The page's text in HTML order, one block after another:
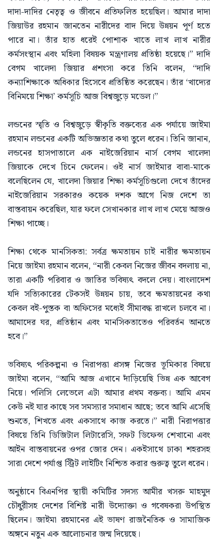
দাদা-দাদির নেতৃত্ব ও জীবনে প্রতিফলিত হয়েছিল। আমার দাদা
জিয়াউর রহমান জানতেন নারীদের বাদ দিয়ে উন্নয়ন পূর্ণ হতে
পারে না। তাঁর হাত ধরেই পোশাক খাতে লাখ লাখ নারীর
কর্মসংস্থান এবং মহিলা বিষয়ক মন্ত্রণালয় প্রতিষ্ঠা হয়েছে।” দাদি
বেগম খালেদা জিয়ার প্রশংসা করে তিনি বলেন, “দাদি
কন্যাশিক্ষাকে অধিকার হিসেবে প্রতিষ্ঠিত করেছেন। তাঁর ‘খাদ্যের
বিনিময়ে শিক্ষা’ কর্মসূচি আজ বিশ্বজুড়ে মডেল।”
লন্ডনের স্মৃতি ও বিশ্বজুড়ে স্বীকৃতি বক্তব্যের এক পর্যায়ে জাইমা
রহমান লন্ডনের একটি অভিজ্ঞতার কথা তুলে ধরেন। তিনি জানান,
লন্ডনের হাসপাতালে এক নাইজেরিয়ান নার্স বেগম খালেদা
জিয়াকে দেখে চিনে ফেলেন। ওই নার্স জাইমার বাবা-মাকে
বলেছিলেন যে, খালেদা জিয়ার শিক্ষা কর্মসূচিগুলো দেখে তাঁদের
নাইজেরিয়ান সরকারও কয়েক দশক আগে নিজ দেশে তা
বাস্তবায়ন করেছিল, যার ফলে সেখানকার লাখ লাখ মেয়ে আজও
শিক্ষা পাচ্ছে।
শিক্ষা থেকে মানসিকতা: সর্বত্র ক্ষমতায়ন চাই নারীর ক্ষমতায়ন
নিয়ে জাইমা রহমান বলেন, “নারী কেবল নিজের জীবন বদলায় না,
তারা একটি পরিবার ও জাতির ভবিষ্যৎ বদলে দেয়। বাংলাদেশ
যদি সত্যিকারের টেকসই উন্নয়ন চায়, তবে ক্ষমতায়নের কথা
কেবল বই-পুস্তক বা অফিসের মধ্যেই সীমাবদ্ধ রাখলে চলবে না।
আমাদের ঘর, প্রতিষ্ঠান এবং মানসিকতাতেও পরিবর্তন আনতে
হবে।”
ভবিষ্যৎ পরিকল্পনা ও নিরাপত্তা প্রসঙ্গ নিজের ভূমিকার বিষয়ে
জাইমা বলেন, “আমি আজ এখানে দাঁড়িয়েছি ভিন্ন এক আবেগ
নিয়ে। পলিসি লেভেলে এটা আমার প্রথম বক্তব্য। আমি এমন
কেউ নই যার কাছে সব সমস্যার সমাধান আছে; তবে আমি এসেছি
শুনতে, শিখতে এবং একসাথে কাজ করতে।” নারী নিরাপত্তার
বিষয়ে তিনি ডিজিটাল লিটারেসি, সফট ডিফেন্স শেখানো এবং
আইন বাস্তবায়নের ওপর জোর দেন। একইসাথে ঢাকা শহরসহ
সারা দেশে পর্যাপ্ত স্ট্রিট লাইটিং নিশ্চিত করার গুরুত্ব তুলে ধরেন।
অনুষ্ঠানে বিএনপির স্থায়ী কমিটির সদস্য আমীর খসরু মাহমুদ
চৌধুরীসহ দেশের বিশিষ্ট নারী উদ্যোক্তা ও গবেষকরা উপস্থিত
ছিলেন। জাইমা রহমানের এই ভাষণ রাজনৈতিক ও সামাজিক
অঙ্গনে নতুন এক আলোচনার জন্ম দিয়েছে।